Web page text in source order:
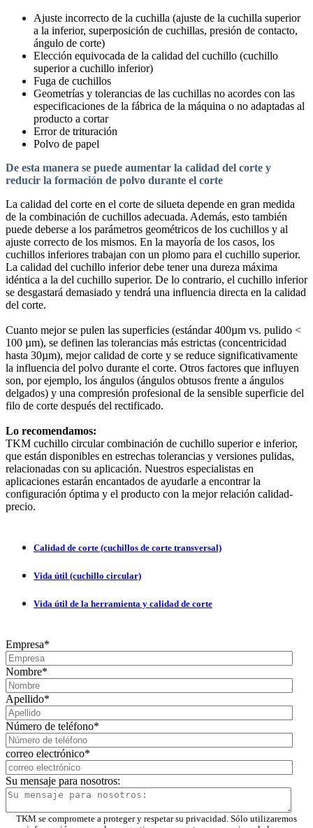
Ajuste incorrecto de la cuchilla (ajuste de la cuchilla superior
a la inferior, superposición de cuchillas, presión de contacto,
ángulo de corte)
Elección equivocada de la calidad del cuchillo (cuchillo
superior a cuchillo inferior)
Fuga de cuchillos
Geometrías y tolerancias de las cuchillas no acordes con las
especificaciones de la fábrica de la máquina o no adaptadas al
producto a cortar
Error de trituración
Polvo de papel
De esta manera se puede aumentar la calidad del corte y
reducir la formación de polvo durante el corte
La calidad del corte en el corte de silueta depende en gran medida
de la combinación de cuchillos adecuada. Además, esto también
puede deberse a los parámetros geométricos de los cuchillos y al
ajuste correcto de los mismos. En la mayoría de los casos, los
cuchillos inferiores trabajan con un plomo para el cuchillo superior.
La calidad del cuchillo inferior debe tener una dureza máxima
idéntica a la del cuchillo superior. De lo contrario, el cuchillo inferior
se desgastará demasiado y tendrá una influencia directa en la calidad
del corte.
Cuanto mejor se pulen las superficies (estándar 400µm vs. pulido <
100 µm), se definen las tolerancias más estrictas (concentricidad
hasta 30µm), mejor calidad de corte y se reduce significativamente
la influencia del polvo durante el corte. Otros factores que influyen
son, por ejemplo, los ángulos (ángulos obtusos frente a ángulos
delgados) y una compresión profesional de la sensible superficie del
filo de corte después del rectificado.
Lo recomendamos:
TKM cuchillo circular combinación de cuchillo superior e inferior,
que están disponibles en estrechas tolerancias y versiones pulidas,
relacionadas con su aplicación. Nuestros especialistas en
aplicaciones estarán encantados de ayudarle a encontrar la
configuración óptima y el producto con la mejor relación calidad-
precio.
Calidad de corte (cuchillos de corte transversal)
Vida útil (cuchillo circular)
Vida útil de la herramienta y calidad de corte
Empresa*
Nombre*
Apellido*
Número de teléfono*
correo electrónico*
Su mensaje para nosotros:
TKM se compromete a proteger y respetar su privacidad. Sólo utilizaremos